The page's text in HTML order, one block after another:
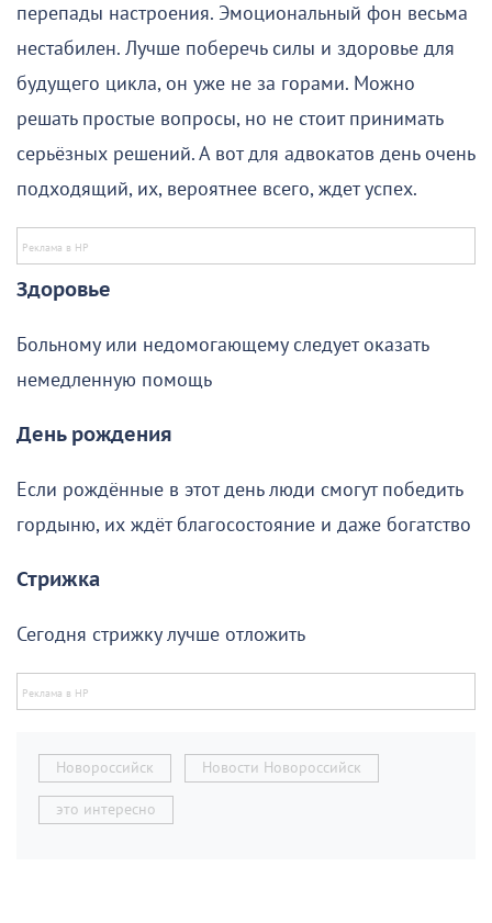
перепады настроения. Эмоциональный фон весьма
нестабилен. Лучше поберечь силы и здоровье для
будущего цикла, он уже не за горами. Можно
решать простые вопросы, но не стоит принимать
серьёзных решений. А вот для адвокатов день очень
подходящий, их, вероятнее всего, ждет успех.
Здоровье
Больному или недомогающему следует оказать
немедленную помощь
День рождения
Если рождённые в этот день люди смогут победить
гордыню, их ждёт благосостояние и даже богатство
Стрижка
Сегодня стрижку лучше отложить
Новороссийск Новости Новороссийск
это интересно